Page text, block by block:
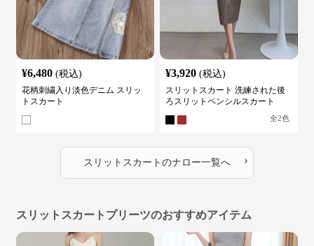
¥6,480 (税込)
花柄刺繍入り淡色デニム スリッ
トスカート
¥3,920 (税込)
スリットスカート 洗練された後
ろスリットペンシルスカート
全2色
スリットスカート のナロー一覧へ ›
スリットスカートプリーツのおすすめアイテム